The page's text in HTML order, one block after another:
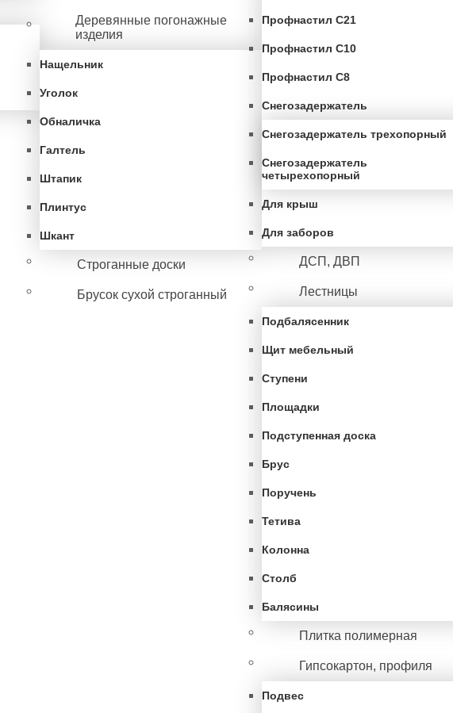
Деревянные погонажные
изделия
Нащельник
Уголок
Обналичка
Галтель
Штапик
Плинтус
Шкант
Строганные доски
Брусок сухой строганный
Профнастил С21
Профнастил С10
Профнастил С8
Снегозадержатель
Снегозадержатель трехопорный
Снегозадержатель
четырехопорный
Для крыш
Для заборов
ДСП, ДВП
Лестницы
Подбалясенник
Щит мебельный
Ступени
Площадки
Подступенная доска
Брус
Поручень
Тетива
Колонна
Столб
Балясины
Плитка полимерная
Гипсокартон, профиля
Подвес